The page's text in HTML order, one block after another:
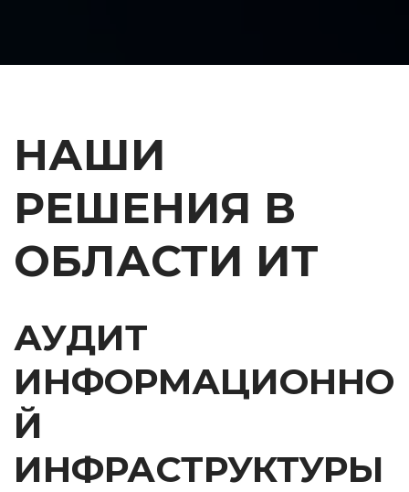
НАШИ
РЕШЕНИЯ В
ОБЛАСТИ ИТ
АУДИТ
ИНФОРМАЦИОННО
Й
ИНФРАСТРУКТУРЫ